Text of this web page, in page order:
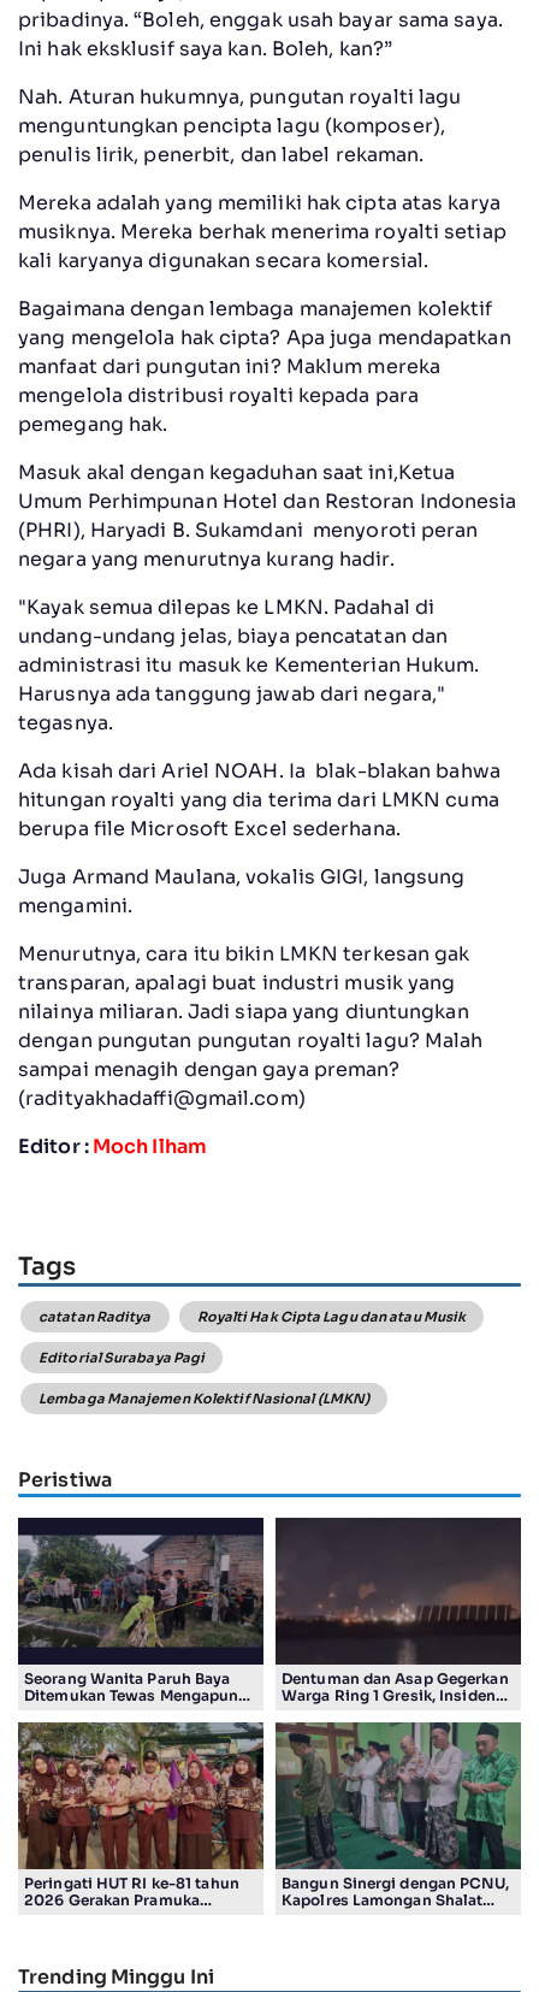
pribadinya. “Boleh, enggak usah bayar sama saya.
Ini hak eksklusif saya kan. Boleh, kan?”
Nah. Aturan hukumnya, pungutan royalti lagu
menguntungkan pencipta lagu (komposer),
penulis lirik, penerbit, dan label rekaman.
Mereka adalah yang memiliki hak cipta atas karya
musiknya. Mereka berhak menerima royalti setiap
kali karyanya digunakan secara komersial.
Bagaimana dengan lembaga manajemen kolektif
yang mengelola hak cipta? Apa juga mendapatkan
manfaat dari pungutan ini? Maklum mereka
mengelola distribusi royalti kepada para
pemegang hak.
Masuk akal dengan kegaduhan saat ini,Ketua
Umum Perhimpunan Hotel dan Restoran Indonesia
(PHRI), Haryadi B. Sukamdani menyoroti peran
negara yang menurutnya kurang hadir.
"Kayak semua dilepas ke LMKN. Padahal di
undang-undang jelas, biaya pencatatan dan
administrasi itu masuk ke Kementerian Hukum.
Harusnya ada tanggung jawab dari negara,"
tegasnya.
Ada kisah dari Ariel NOAH. Ia blak-blakan bahwa
hitungan royalti yang dia terima dari LMKN cuma
berupa file Microsoft Excel sederhana.
Juga Armand Maulana, vokalis GIGI, langsung
mengamini.
Menurutnya, cara itu bikin LMKN terkesan gak
transparan, apalagi buat industri musik yang
nilainya miliaran. Jadi siapa yang diuntungkan
dengan pungutan pungutan royalti lagu? Malah
sampai menagih dengan gaya preman?
(radityakhadaffi@gmail.com)
Editor :Moch Ilham
Tags
catatan Raditya Royalti Hak Cipta Lagu dan atau Musik
Editorial Surabaya Pagi
Lembaga Manajemen Kolektif Nasional (LMKN)
Peristiwa
Seorang Wanita Paruh Baya
Ditemukan Tewas Mengapung
Dentuman dan Asap Gegerkan
Warga Ring 1 Gresik, Insiden
Smelting
Peringati HUT RI ke-81 tahun
2026 Gerakan Pramuka
Bangun Sinergi dengan PCNU,
Kapolres Lamongan Shalat
Trending Minggu Ini